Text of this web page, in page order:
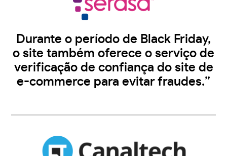
Durante o período de Black Friday,
o site também oferece o serviço de
verificação de confiança do site de
e-commerce para evitar fraudes.”